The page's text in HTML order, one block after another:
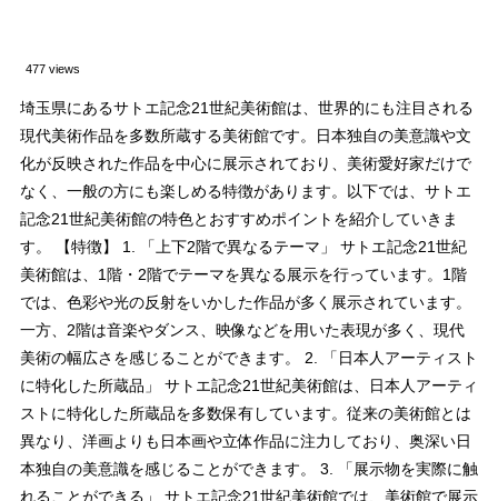
477 views
埼玉県にあるサトエ記念21世紀美術館は、世界的にも注目される
現代美術作品を多数所蔵する美術館です。日本独自の美意識や文
化が反映された作品を中心に展示されており、美術愛好家だけで
なく、一般の方にも楽しめる特徴があります。以下では、サトエ
記念21世紀美術館の特色とおすすめポイントを紹介していきま
す。 【特徴】 1. 「上下2階で異なるテーマ」 サトエ記念21世紀
美術館は、1階・2階でテーマを異なる展示を行っています。1階
では、色彩や光の反射をいかした作品が多く展示されています。
一方、2階は音楽やダンス、映像などを用いた表現が多く、現代
美術の幅広さを感じることができます。 2. 「日本人アーティスト
に特化した所蔵品」 サトエ記念21世紀美術館は、日本人アーティ
ストに特化した所蔵品を多数保有しています。従来の美術館とは
異なり、洋画よりも日本画や立体作品に注力しており、奥深い日
本独自の美意識を感じることができます。 3. 「展示物を実際に触
れることができる」 サトエ記念21世紀美術館では、美術館で展示